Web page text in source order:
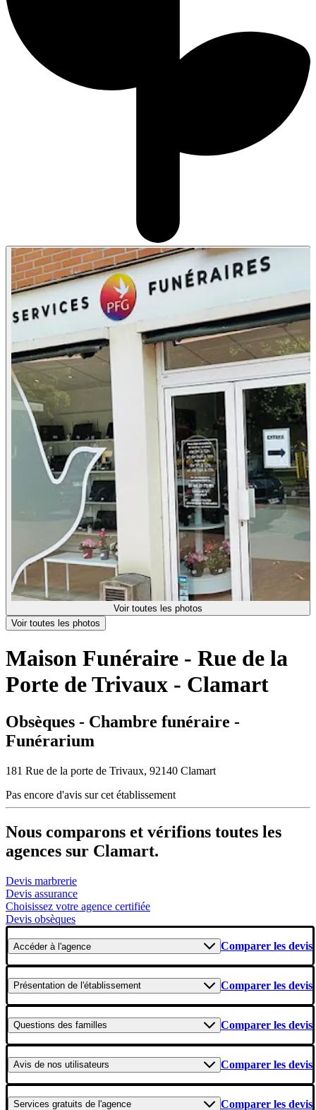
Voir toutes les photos
Voir toutes les photos
Maison Funéraire - Rue de la
Porte de Trivaux - Clamart
Obsèques - Chambre funéraire -
Funérarium
181 Rue de la porte de Trivaux, 92140 Clamart
Pas encore d'avis sur cet établissement
Nous comparons et vérifions toutes les
agences sur Clamart.
Devis marbrerie
Devis assurance
Choisissez votre agence certifiée
Devis obsèques
Accéderà l'agence Comparer les devis
Présentation de l'établissement Comparer les devis
Questions des familles Comparer les devis
Avis de nos utilisateurs Comparer les devis
Services gratuits de l'agence Comparer les devis